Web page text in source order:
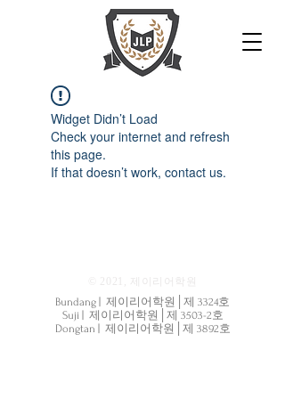
Widget Didn’t Load
Check your internet and refresh
this page.
If that doesn’t work, contact us.
© 2021, 제이리어학원
Bundang | 제이리어학원│제 3324호
Suji | 제이리어학원│제 3503-2호
Dongtan | 제이리어학원│제 3892호